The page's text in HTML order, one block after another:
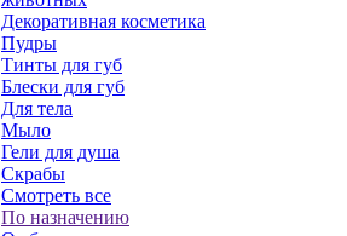
Декоративная косметика
Пудры
Тинты для губ
Блески для губ
Для тела
Мыло
Гели для душа
Скрабы
Смотреть все
По назначению